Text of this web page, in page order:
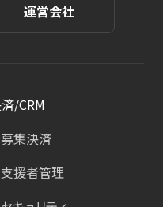
運営会社
/CRM
募集決済
支援者管理